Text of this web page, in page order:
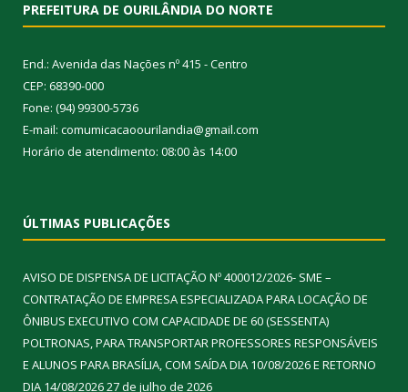
PREFEITURA DE OURILÂNDIA DO NORTE
End.: Avenida das Nações nº 415 - Centro
CEP: 68390-000
Fone: (94) 99300-5736
E-mail: comumicacaoourilandia@gmail.com
Horário de atendimento: 08:00 às 14:00
ÚLTIMAS PUBLICAÇÕES
AVISO DE DISPENSA DE LICITAÇÃO Nº 400012/2026- SME –
CONTRATAÇÃO DE EMPRESA ESPECIALIZADA PARA LOCAÇÃO DE
ÔNIBUS EXECUTIVO COM CAPACIDADE DE 60 (SESSENTA)
POLTRONAS, PARA TRANSPORTAR PROFESSORES RESPONSÁVEIS
E ALUNOS PARA BRASÍLIA, COM SAÍDA DIA 10/08/2026 E RETORNO
DIA 14/08/202627 de julho de 2026